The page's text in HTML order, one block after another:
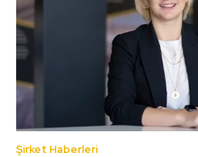
Şirket Haberleri